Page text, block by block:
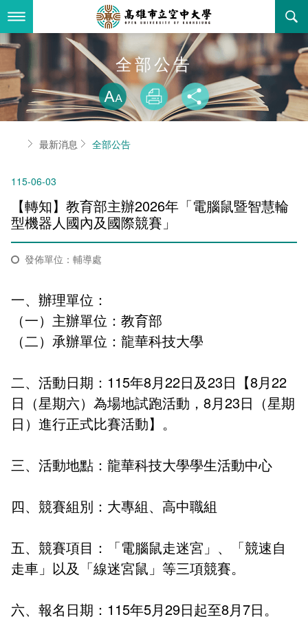
到
要
內最新消息
全部公告
教務公告
學系公告
行政公告
活動研習
招標徵才
新聞媒體專區
校園行事曆
報名系統
線上報名
線上報名查詢
關於本校
空大簡介
立案證明
空大校史
空大有利的學習條件
組織架構
本校位置
空大校刊
資訊圖像化專區
校內分機(pdf)
影音資訊
行政單位
行政單位簡介
我們的校長
校長室
教務處註冊組
學習指導中心
輔導處
研發處
秘書處事務組
秘書處出納組
電算中心
學術單位
學術單位簡介
通識教育中心
工商管理學系
大眾傳播學系
外國語文學系
文化藝術學系
科技管理學系
健康管理與促進學系
主題網站
其他好站
國內外開放課程
校務資訊
招生資訊
校務系統
課程大綱
網路選課
網路教學 3.0 (111-2學期啟用)
校園行事曆
校內系統
資訊服務線上報修系統
消耗品申請
會計預警及請購系統
教室‧會議室預約系統
問卷調查
法令規章
書表下載
政府公開資訊
各單位意見信箱
影音資訊
全部公告
略過字型切
放大
列印 分享
首頁最新消息 全部公告
115-06-03
【轉知】教育部主辦2026年「電腦鼠暨智慧輪
型機器人國內及國際競賽」
發佈單位：輔導處
一、辦理單位：
（一）主辦單位：教育部
（二）承辦單位：龍華科技大學
二、活動日期：115年8月22日及23日【8月22
日（星期六） 為場地試跑活動，8月23日（星期
日）進行正式比賽活動】。
三、活動地點：龍華科技大學學生活動中心
四、競賽組別：大專組、高中職組
五、競賽項目：「電腦鼠走迷宮」、「競速自
走車」以及「線迷宮鼠」等三項競賽。
六、報名日期：115年5月29日起至8月7日。